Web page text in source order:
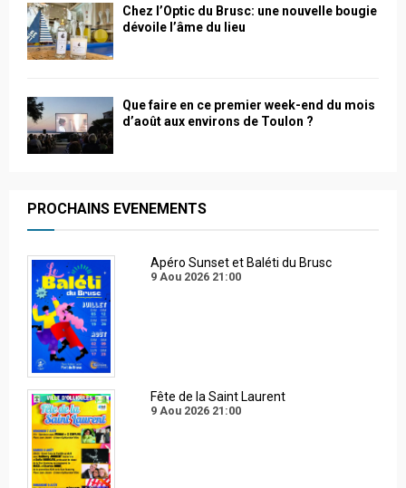
Chez l’Optic du Brusc: une nouvelle bougie
dévoile l’âme du lieu
Que faire en ce premier week-end du mois
d’août aux environs de Toulon ?
PROCHAINS EVENEMENTS
Apéro Sunset et Baléti du Brusc
9 Aou 2026 21:00
Fête de la Saint Laurent
9 Aou 2026 21:00